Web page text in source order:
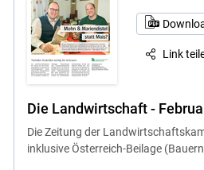
Link
Die Landwirtschaft -
Die Zeitung der
inklusive Österreich-Beilage